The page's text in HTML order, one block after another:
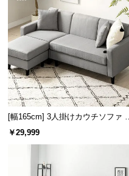
い
て
入
経
路
に
つ
[幅165cm] 3人掛けカウチソファ レ
ギュラータイプ
￥29,999